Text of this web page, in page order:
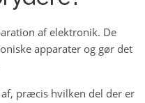
af elektronik. De
apparater og gør det
præcis hvilken del der er